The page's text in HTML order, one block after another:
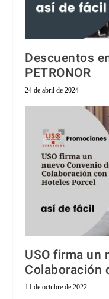
Descuentos
PETRONOR
24 de abril de 2024
USO firma un
Colaboración
11 de octubre de 2022